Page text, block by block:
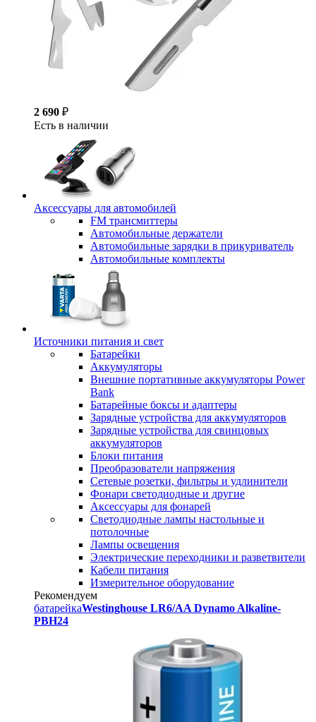
2 690 ₽
Есть в наличии
Аксессуары для автомобилей
FM трансмиттеры
Автомобильные держатели
Автомобильные зарядки в прикуриватель
Автомобильные комплекты
Источники питания и свет
Батарейки
Аккумуляторы
Внешние портативные аккумуляторы Power
Bank
Батарейные боксы и адаптеры
Зарядные устройства для аккумуляторов
Зарядные устройства для свинцовых
аккумуляторов
Блоки питания
Преобразователи напряжения
Сетевые розетки, фильтры и удлинители
Фонари светодиодные и другие
Аксессуары для фонарей
Светодиодные лампы настольные и
потолочные
Лампы освещения
Электрические переходники и разветвители
Кабели питания
Измерительное оборудование
Рекомендуем
батарейкаWestinghouse LR6/AA Dynamo Alkaline-
PBH24